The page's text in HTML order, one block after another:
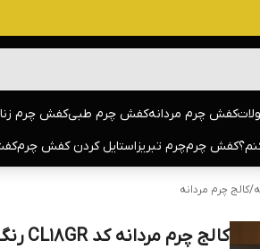
کفش چرم مردانهکفش چرم طبیکفش چرم
کفش چرمچرم تبریزاستایل کردن کفش چرم
/کالج چرم مردانه
کالج چرم مردانه کد CL18GR رنگ طوسی